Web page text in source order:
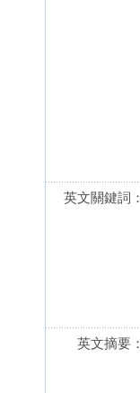
英文關鍵詞：
英文摘要：